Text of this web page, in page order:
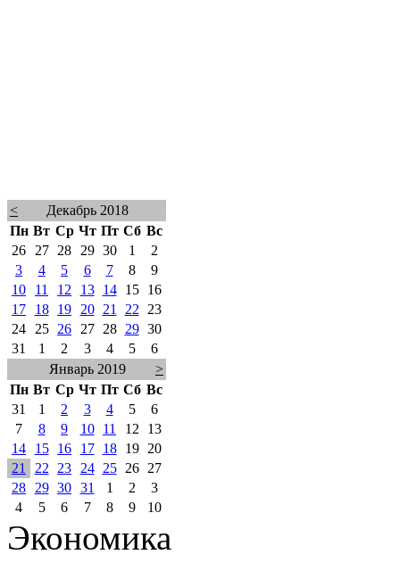
<
Декабрь 2018
Пн Вт Ср Чт Пт Сб Вс
26
27 28 29 30 1
2
3
4 5 6 7 8
9
10
11 12 13 14 15
16
17
18 19 20 21 22
23
24
25 26 27 28 29 30
31
1 2 3 4 5
6
Январь 2019
>
Пн Вт Ср Чт Пт Сб Вс
31
1 2 3 4 5
6
7
8 9 10 11 12
13
14
15 16 17 18 19
20
21
22 23 24 25 26
27
28
29 30 31 1 2
3
4
5 6 7 8 9 10
Экономика